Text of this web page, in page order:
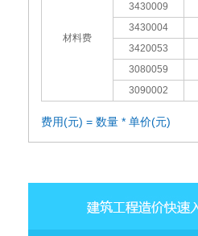
材料费
3430009
3430004
3420053
3080059
3090002
费用(元) = 数量 * 单价(元)